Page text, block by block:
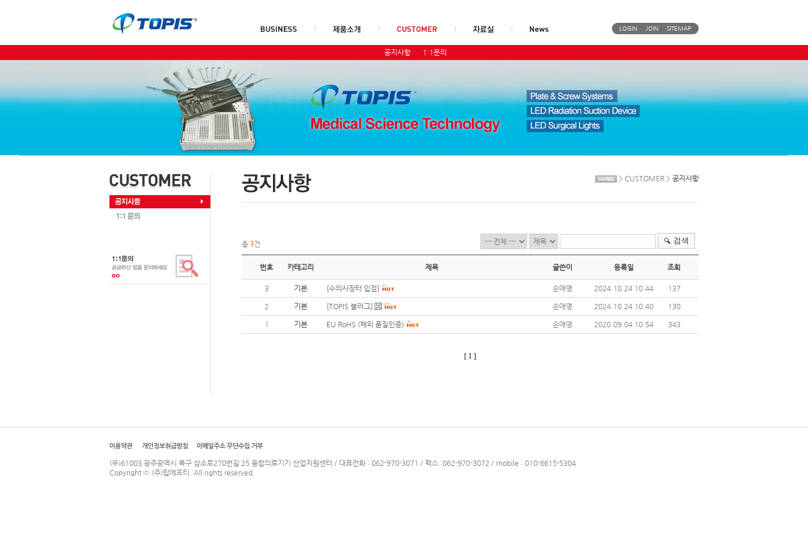
LOGIN JOIN SITEMAP
공지사항 1:1문의
> CUSTOMER > 공지사항
총 3건 검색
번호 카테고리 제목 글쓴이 등록일 조회
3 기본 [수의사장터 입점] 손애영 2024.10.24 10:44 137
2 기본 [TOPIS 블러그] 손애영 2024.10.24 10:40 130
1 기본 EU RoHS (해외 품질인증) 손애영 2020.09.04 10:54 343
[ 1 ]
(우)61003 광주광역시 북구 삼소로270번길 25 융합의료기기 산업지원센터 / 대표전화 : 062-970-3071 / 팩스 :062-970-3072 / mobile : 010-8615-5304
Copyright ⓒ (주)탑에프티 . All rights reserved.